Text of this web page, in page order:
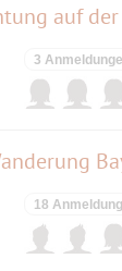
auf
3
18